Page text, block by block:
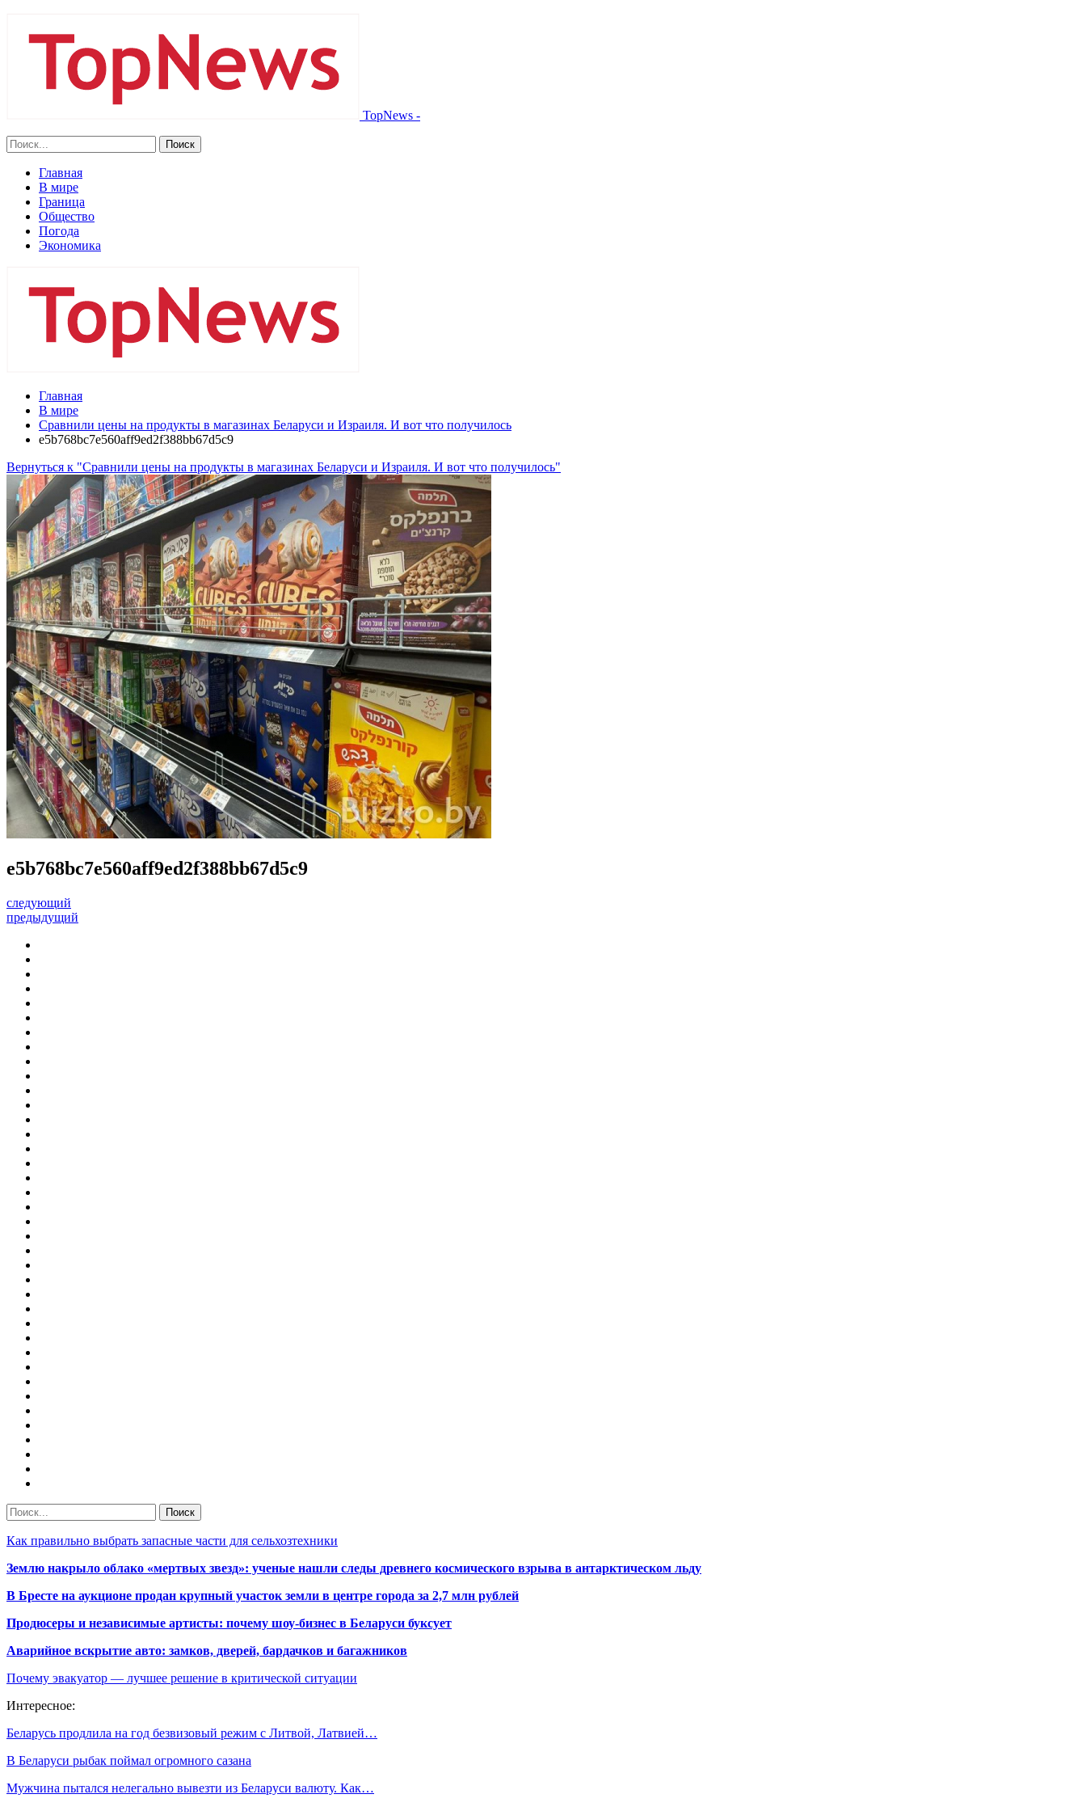
TopNews -
Главная
В мире
Граница
Общество
Погода
Экономика
Главная
В мире
Сравнили цены на продукты в магазинах Беларуси и Израиля. И вот что получилось
e5b768bc7e560aff9ed2f388bb67d5c9
Вернуться к "Сравнили цены на продукты в магазинах Беларуси и Израиля. И вот что получилось"
e5b768bc7e560aff9ed2f388bb67d5c9
следующий
предыдущий
Как правильно выбрать запасные части для сельхозтехники
Землю накрыло облако «мертвых звезд»: ученые нашли следы древнего космического взрыва в антарктическом льду
В Бресте на аукционе продан крупный участок земли в центре города за 2,7 млн рублей
Продюсеры и независимые артисты: почему шоу-бизнес в Беларуси буксует
Аварийное вскрытие авто: замков, дверей, бардачков и багажников
Почему эвакуатор — лучшее решение в критической ситуации
Интересное:
Беларусь продлила на год безвизовый режим с Литвой, Латвией…
В Беларуси рыбак поймал огромного сазана
Мужчина пытался нелегально вывезти из Беларуси валюту. Как…